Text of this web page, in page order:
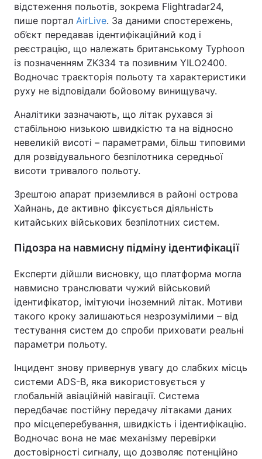
відстеження польотів, зокрема Flightradar24,
пише портал AirLive. За даними спостережень,
об’єкт передавав ідентифікаційний код і
реєстрацію, що належать британському Typhoon
із позначенням ZK334 та позивним YILO2400.
Водночас траєкторія польоту та характеристики
руху не відповідали бойовому винищувачу.
Аналітики зазначають, що літак рухався зі
стабільною низькою швидкістю та на відносно
невеликій висоті – параметрами, більш типовими
для розвідувального безпілотника середньої
висоти тривалого польоту.
Зрештою апарат приземлився в районі острова
Хайнань, де активно фіксується діяльність
китайських військових безпілотних систем.
Підозра на навмисну підміну ідентифікації
Експерти дійшли висновку, що платформа могла
навмисно транслювати чужий військовий
ідентифікатор, імітуючи іноземний літак. Мотиви
такого кроку залишаються незрозумілими – від
тестування систем до спроби приховати реальні
параметри польоту.
Інцидент знову привернув увагу до слабких місць
системи ADS-B, яка використовується у
глобальній авіаційній навігації. Система
передбачає постійну передачу літаками даних
про місцеперебування, швидкість і ідентифікацію.
Водночас вона не має механізму перевірки
достовірності сигналу, що дозволяє потенційно